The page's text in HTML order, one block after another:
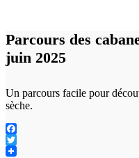
Parcours des
juin 2025
Un parcours facile pour
sèche.
Facebook
Twitter